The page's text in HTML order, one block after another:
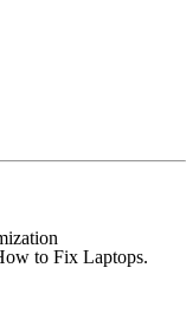
to Fix Laptops.